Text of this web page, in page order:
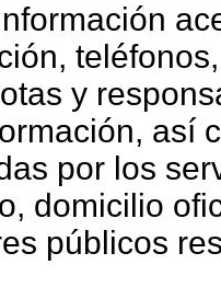
y
así
por los
domicilio
públicos